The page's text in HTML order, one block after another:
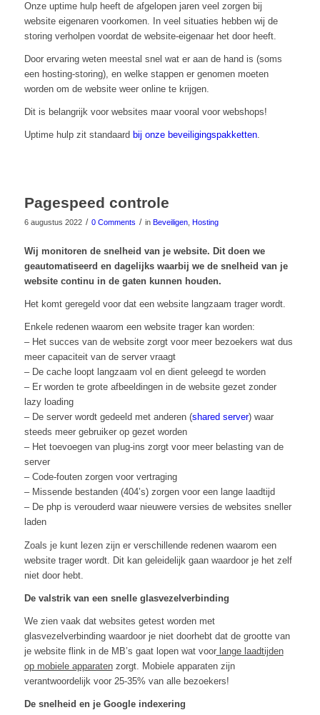
Onze uptime hulp heeft de afgelopen jaren veel zorgen bij
website eigenaren voorkomen. In veel situaties hebben wij de
storing verholpen voordat de website-eigenaar het door heeft.
Door ervaring weten meestal snel wat er aan de hand is (soms
een hosting-storing), en welke stappen er genomen moeten
worden om de website weer online te krijgen.
Dit is belangrijk voor websites maar vooral voor webshops!
Uptime hulp zit standaard bij onze beveiligingspakketten.
Pagespeed controle
6 augustus 2022 / 0 Comments / in Beveiligen, Hosting
Wij monitoren de snelheid van je website. Dit doen we
geautomatiseerd en dagelijks waarbij we de snelheid van je
website continu in de gaten kunnen houden.
Het komt geregeld voor dat een website langzaam trager wordt.
Enkele redenen waarom een website trager kan worden:
– Het succes van de website zorgt voor meer bezoekers wat dus
meer capaciteit van de server vraagt
– De cache loopt langzaam vol en dient geleegd te worden
– Er worden te grote afbeeldingen in de website gezet zonder
lazy loading
– De server wordt gedeeld met anderen (shared server) waar
steeds meer gebruiker op gezet worden
– Het toevoegen van plug-ins zorgt voor meer belasting van de
server
– Code-fouten zorgen voor vertraging
– Missende bestanden (404’s) zorgen voor een lange laadtijd
– De php is verouderd waar nieuwere versies de websites sneller
laden
Zoals je kunt lezen zijn er verschillende redenen waarom een
website trager wordt. Dit kan geleidelijk gaan waardoor je het zelf
niet door hebt.
De valstrik van een snelle glasvezelverbinding
We zien vaak dat websites getest worden met
glasvezelverbinding waardoor je niet doorhebt dat de grootte van
je website flink in de MB’s gaat lopen wat voorlange laadtijden
op mobiele apparatenzorgt. Mobiele apparaten zijn
verantwoordelijk voor 25-35% van alle bezoekers!
De snelheid en je Google indexering